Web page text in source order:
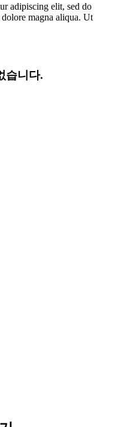
adipiscing elit, sed do
magna aliqua. Ut
습니다.